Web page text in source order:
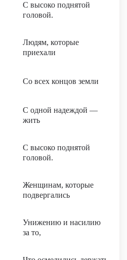
С высоко поднятой
головой.
Людям, которые
приехали
Со всех концов земли
С одной надеждой —
жить
С высоко поднятой
головой.
Женщинам, которые
подвергались
Унижению и насилию
за то,